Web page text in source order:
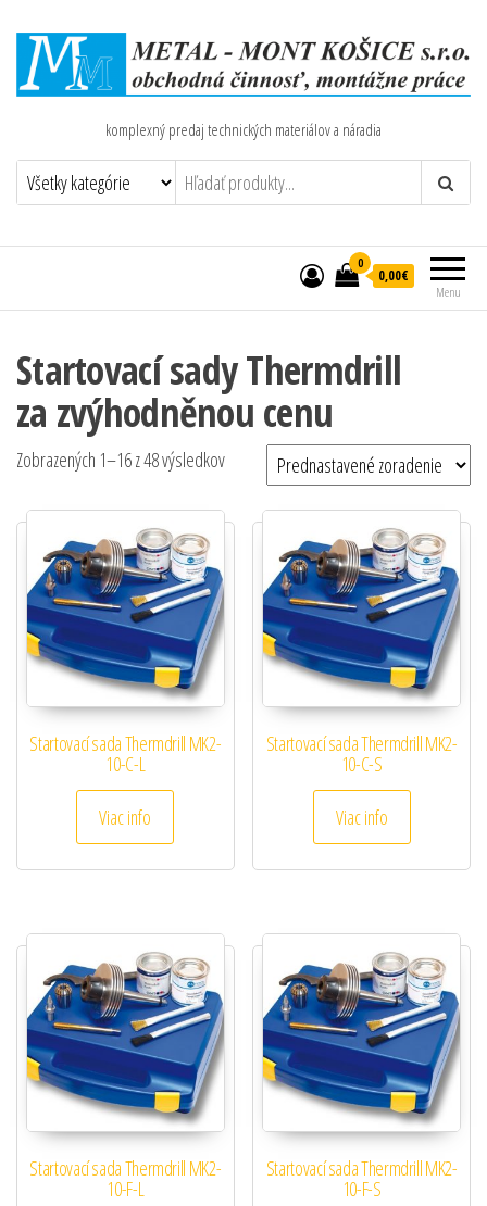
komplexný predaj technických materiálov a náradia
Menu
0
0,00€
Startovací sady Thermdrill
za zvýhodněnou cenu
Zobrazených 1–16 z 48 výsledkov
Startovací sada Thermdrill MK2-
10-C-L
Viac info
Startovací sada Thermdrill MK2-
10-C-S
Viac info
Startovací sada Thermdrill MK2-
10-F-L
Startovací sada Thermdrill MK2-
10-F-S